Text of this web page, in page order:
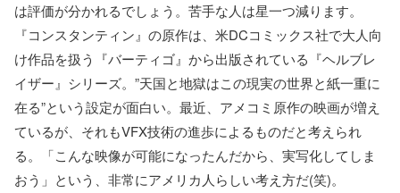
は評価が分かれるでしょう。苦手な人は星一つ減ります。
『コンスタンティン』の原作は、米DCコミックス社で大人向
け作品を扱う『バーティゴ』から出版されている『ヘルブレ
イザー』シリーズ。”天国と地獄はこの現実の世界と紙一重に
在る”という設定が面白い。最近、アメコミ原作の映画が増え
ているが、それもVFX技術の進歩によるものだと考えられ
る。「こんな映像が可能になったんだから、実写化してしま
おう」という、非常にアメリカ人らしい考え方だ(笑)。